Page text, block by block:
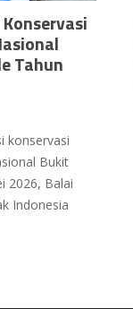
Tahun
konservasi
Bukit
2026, Balai
Indonesia